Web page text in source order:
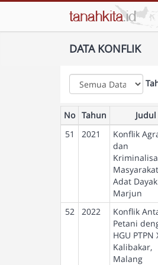
DATA KONFLIK
No Tahun Judul
51
2021
Konflik
dan
Masyarakat
Adat Dayak
Marjun
52 2022
Konflik
Petani
HGU PTPN
Kalibakar,
Malang